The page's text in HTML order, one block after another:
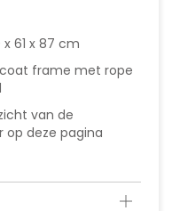
61 x 87 cm
frame met rope
van de
op deze pagina